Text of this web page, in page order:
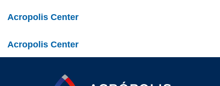
Acropolis Center
Acropolis Center